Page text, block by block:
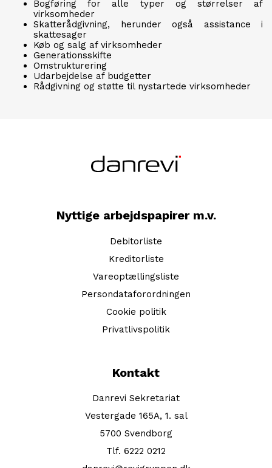
Bogføring for alle typer og størrelser af
virksomheder
Skatterådgivning, herunder også assistance i
skattesager
Køb og salg af virksomheder
Generationsskifte
Omstrukturering
Udarbejdelse af budgetter
Rådgivning og støtte til nystartede virksomheder
Nyttige arbejdspapirer m.v.
Debitorliste
Kreditorliste
Vareoptællingsliste
Persondataforordningen
Cookie politik
Privatlivspolitik
Kontakt
Danrevi Sekretariat
Vestergade 165A, 1. sal
5700 Svendborg
Tlf. 6222 0212